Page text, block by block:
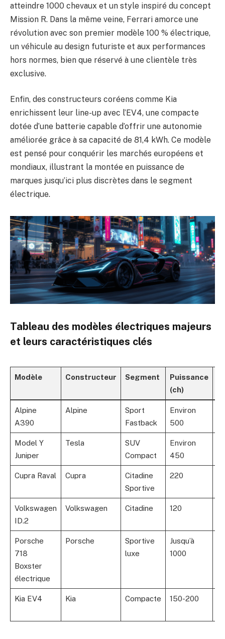
atteindre 1000 chevaux et un style inspiré du concept
Mission R. Dans la même veine, Ferrari amorce une
révolution avec son premier modèle 100 % électrique,
un véhicule au design futuriste et aux performances
hors normes, bien que réservé à une clientèle très
exclusive.
Enfin, des constructeurs coréens comme Kia
enrichissent leur line-up avec l’EV4, une compacte
dotée d’une batterie capable d’offrir une autonomie
améliorée grâce à sa capacité de 81,4 kWh. Ce modèle
est pensé pour conquérir les marchés européens et
mondiaux, illustrant la montée en puissance de
marques jusqu’ici plus discrètes dans le segment
électrique.
Tableau des modèles électriques majeurs
et leurs caractéristiques clés
Modèle Constructeur Segment
Puissance
(ch)
Alpine
A390
Alpine
Sport
Fastback
Environ
500
Model Y
Juniper
Tesla
SUV
Compact
Environ
450
Cupra Raval Cupra
Citadine
Sportive
220
Volkswagen
ID.2
Volkswagen Citadine 120
Porsche
718
Boxster
électrique
Porsche
Sportive
luxe
Jusqu’à
1000
Kia EV4 Kia Compacte 150-200